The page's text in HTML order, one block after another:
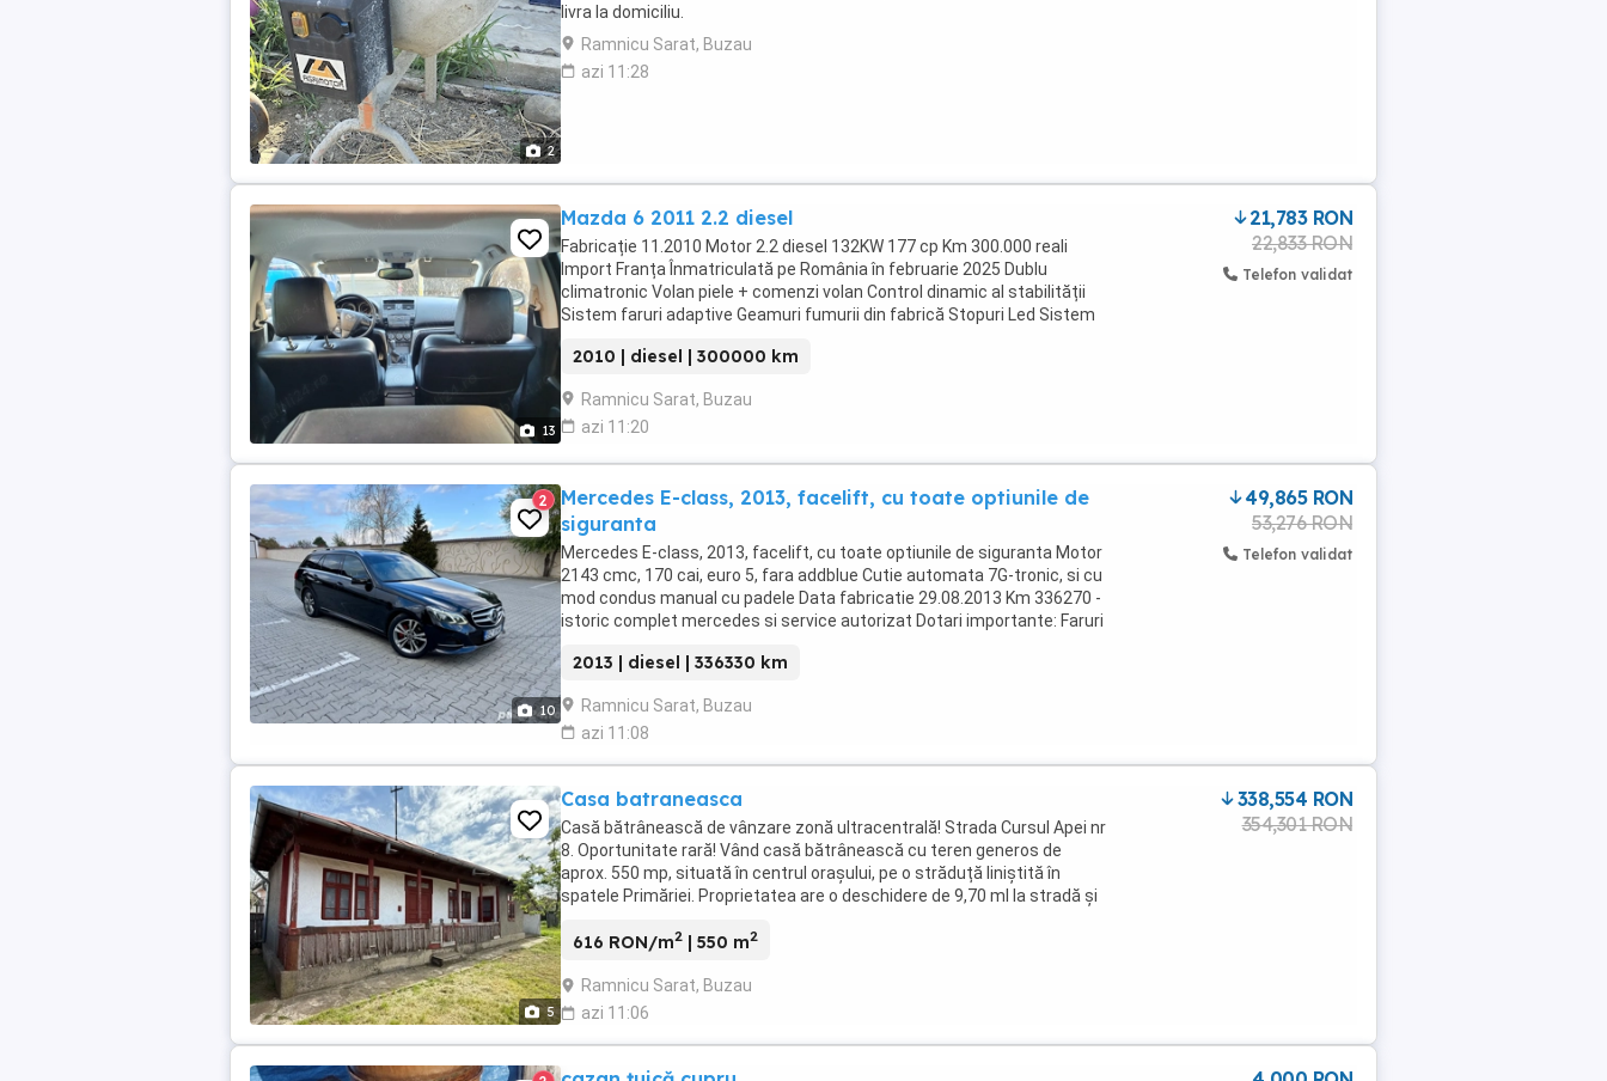
2
livra la domiciliu.
Ramnicu Sarat, Buzau
azi 11:28
13
Mazda 6 2011 2.2 diesel
Fabricație 11.2010 Motor 2.2 diesel 132KW 177 cp Km 300.000 reali
Import Franța Înmatriculată pe România în februarie 2025 Dublu
climatronic Volan piele + comenzi volan Control dinamic al stabilității
Sistem faruri adaptive Geamuri fumurii din fabrică Stopuri Led Sistem
2010 | diesel | 300000 km
Ramnicu Sarat, Buzau
azi 11:20
21,783 RON
22,833 RON
Telefon validat
10
2
Mercedes E-class, 2013, facelift, cu toate optiunile de
siguranta
Mercedes E-class, 2013, facelift, cu toate optiunile de siguranta Motor
2143 cmc, 170 cai, euro 5, fara addblue Cutie automata 7G-tronic, si cu
mod condus manual cu padele Data fabricatie 29.08.2013 Km 336270 -
istoric complet mercedes si service autorizat Dotari importante: Faruri
2013 | diesel | 336330 km
Ramnicu Sarat, Buzau
azi 11:08
49,865 RON
53,276 RON
Telefon validat
5
Casa batraneasca
Casă bătrânească de vânzare zonă ultracentrală! Strada Cursul Apei nr
8. Oportunitate rară! Vând casă bătrânească cu teren generos de
aprox. 550 mp, situată în centrul orașului, pe o străduță liniștită în
spatele Primăriei. Proprietatea are o deschidere de 9,70 ml la stradă și
616 RON/m2 | 550 m2
Ramnicu Sarat, Buzau
azi 11:06
338,554 RON
354,301 RON